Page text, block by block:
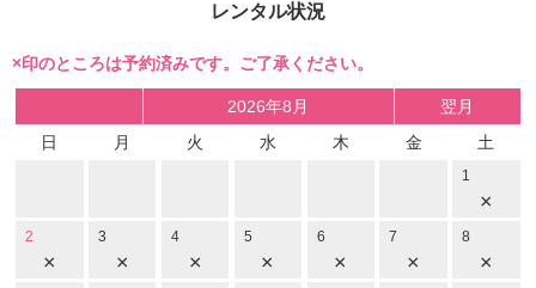
レンタル状況
×印のところは予約済みです。ご了承ください。
2026年8月
翌月
日
月 火 水 木 金 土
1
×
2
×
3
×
4
×
5
×
6
×
7
×
8
×